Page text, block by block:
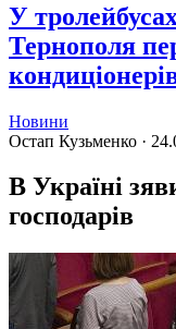
У
Тернополя
Новини
Остап Кузьменко ·
В Україні
господарів